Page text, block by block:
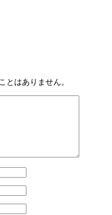
とはありません。